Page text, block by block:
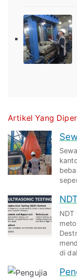
Artikel Yang
NDT
di